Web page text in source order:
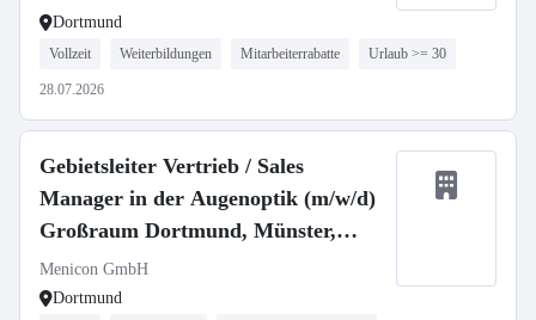
Dortmund
Vollzeit Weiterbildungen Mitarbeiterrabatte Urlaub >= 30
28.07.2026
Gebietsleiter Vertrieb / Sales
Manager in der Augenoptik (m/w/d)
Großraum Dortmund, Münster,
Wuppertal, Duisburg, Bochum
Menicon GmbH
Dortmund